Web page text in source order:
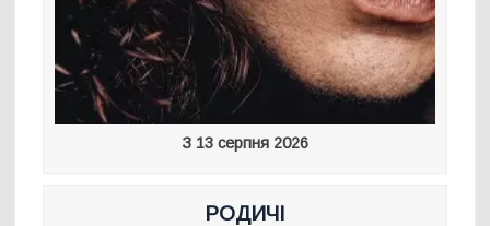
З 13 серпня 2026
РОДИЧІ